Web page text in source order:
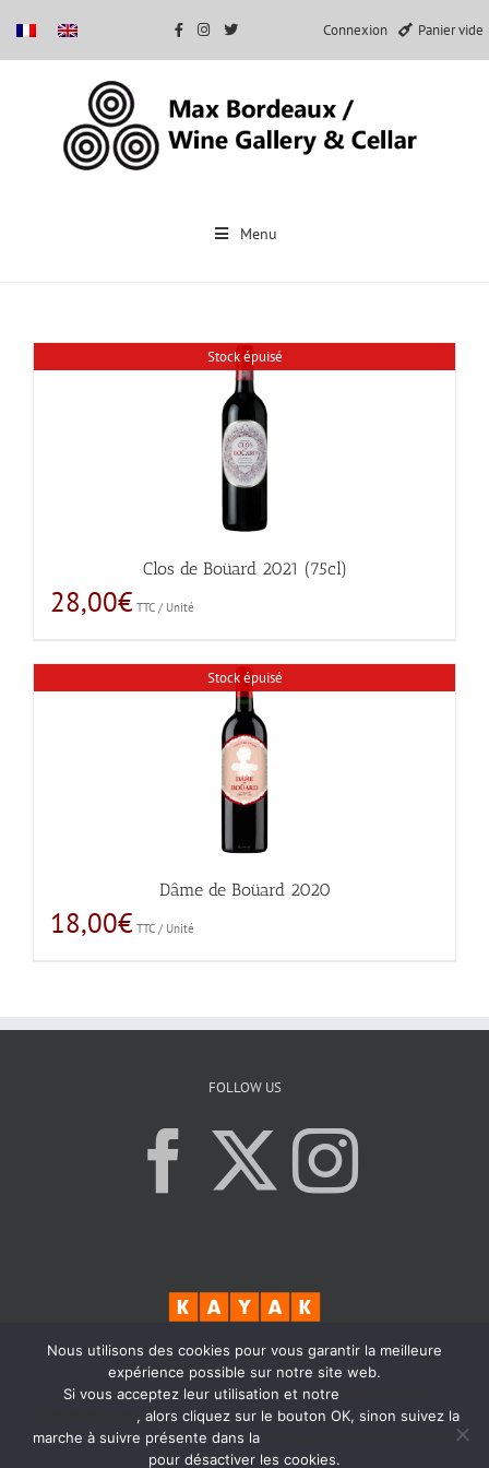
Connexion Panier vide
Menu
Stock épuisé
Clos de Boüard 2021 (75cl)
28,00€ TTC / Unité
Stock épuisé
Dâme de Boüard 2020
18,00€ TTC / Unité
FOLLOW US
Nous utilisons des cookies pour vous garantir la meilleure
expérience possible sur notre site web.
Si vous acceptez leur utilisation et notre
, alors cliquez sur le bouton OK, sinon suivez la
marche à suivre présente dans la
pour désactiver les cookies.